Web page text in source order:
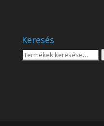
Keresés
Keresés